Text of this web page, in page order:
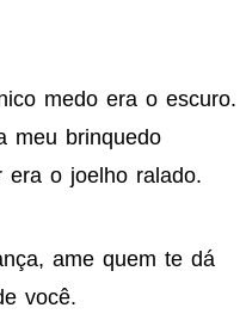
medo era o escuro.
meu brinquedo
era o joelho ralado.
ame quem te dá
você.